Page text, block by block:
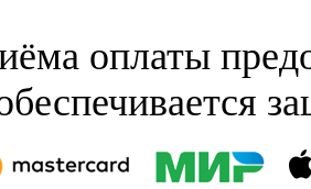
оплаты